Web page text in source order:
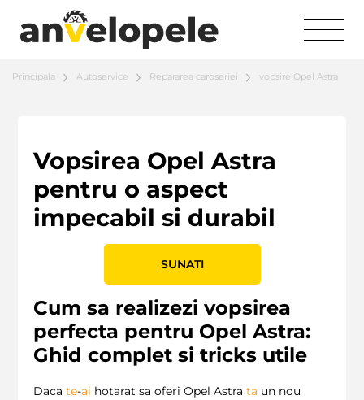
Principala Autoservice Repararea caroseriei vopsire Opel Astra
Vopsirea Opel Astra
pentru o aspect
impecabil si durabil
SUNATI
Cum sa realizezi vopsirea
perfecta pentru Opel Astra:
Ghid complet si tricks utile
Daca te-ai hotarat sa oferi Opel Astra ta un nou